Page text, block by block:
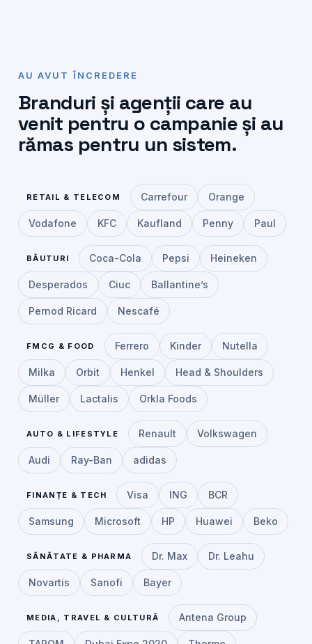
AU AVUT ÎNCREDERE
Branduri și agenții care au
venit pentru o campanie și au
rămas pentru un sistem.
RETAIL & TELECOM Carrefour Orange
Vodafone KFC Kaufland Penny Paul
BĂUTURI Coca-Cola Pepsi Heineken
Desperados Ciuc Ballantine’s
Pernod Ricard Nescafé
FMCG & FOOD Ferrero Kinder Nutella
Milka Orbit Henkel Head & Shoulders
Müller Lactalis Orkla Foods
AUTO & LIFESTYLE Renault Volkswagen
Audi Ray-Ban adidas
FINANȚE & TECH Visa ING BCR
Samsung Microsoft HP Huawei Beko
SĂNĂTATE & PHARMA Dr. Max Dr. Leahu
Novartis Sanofi Bayer
MEDIA, TRAVEL & CULTURĂ Antena Group